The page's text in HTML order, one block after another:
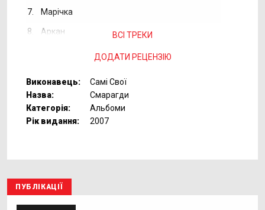
7. Марічка
8. Аркан ВСІ ТРЕКИ
ДОДАТИ РЕЦЕНЗІЮ
Виконавець:
Самі Свої
Назва:
Смарагди
Категорія:
Альбоми
Рік видання:
2007
ПУБЛІКАЦІЇ